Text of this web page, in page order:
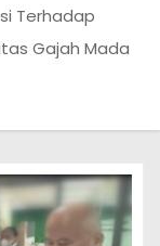
Terhadap
Gajah Mada